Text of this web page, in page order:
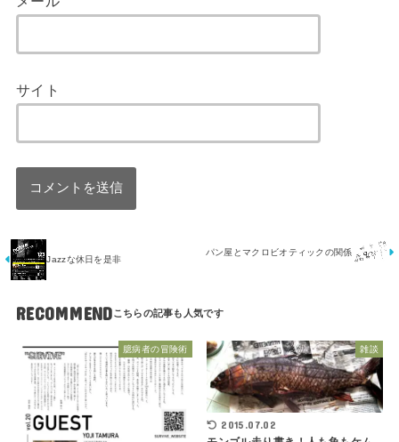
サイト
Jazzな休日を是非
パン屋とマクロビオティックの関係
RECOMMEND
臆病者の冒険術 雑談
2015.07.02